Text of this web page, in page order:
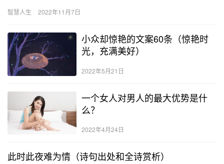
智慧人生 2022年11月7日
小众却惊艳的文案60条（惊艳时
光，充满美好）
2022年5月21日
一个女人对男人的最大优势是什
么？
2022年4月24日
此时此夜难为情（诗句出处和全诗赏析）